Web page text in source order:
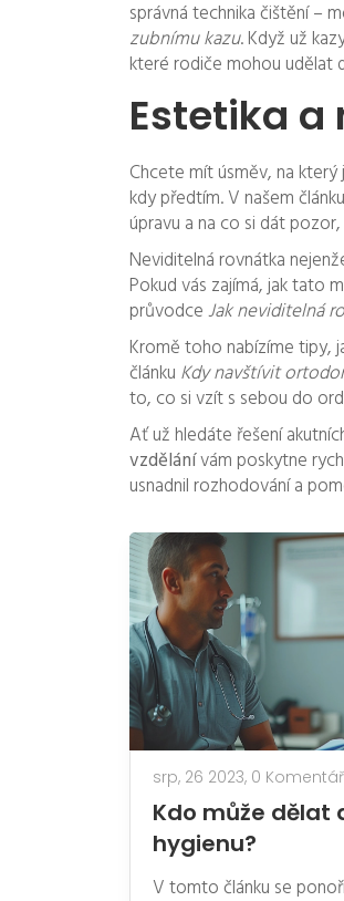
správná technika čištění –
zubnímu kazu. Když už
které rodiče mohou udělat
Estetika a
Chcete mít úsměv, na
kdy předtím. V našem
úpravu a na co si dát
Neviditelná rovnátka
Pokud vás zajímá, jak tato
průvodceJak neviditelná
Kromě toho nabízíme tipy,
článku Kdy navštívit
to, co si vzít s sebou do
Ať už hledáte řešení
vzdělánívám poskytne
usnadnil rozhodování a
srp, 26 2023, 0
Kdo může dělat
hygienu?
V tomto článku se